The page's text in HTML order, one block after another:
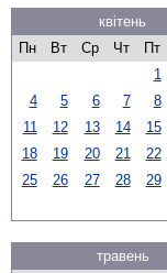
квітень
Пн
Вт Ср Чт Пт
1
4
5 6 7 8
11
12 13 14 15
18
19 20 21 22
25
26 27 28 29
травень